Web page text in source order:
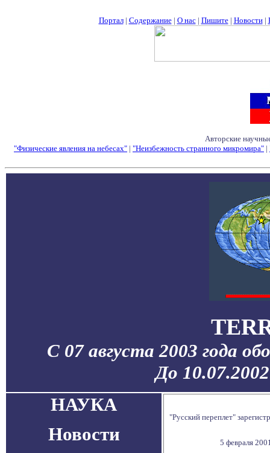
Портал| Содержание| О нас| Пишите| Новости|
Авторские
"Физические явления на небесах" | "Неизбежность странного микромира" |
С 07 августа 2003 года
До
НАУКА
Новости
"Русский переплет"
5 февраля